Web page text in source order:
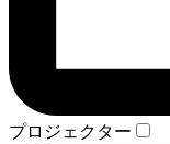
プロジェクター